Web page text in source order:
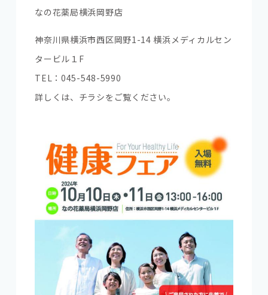
なの花薬局横浜岡野店
神奈川県横浜市西区岡野1-14 横浜メディカルセン
タービル１F
TEL：045-548-5990
詳しくは、チラシをご覧ください。